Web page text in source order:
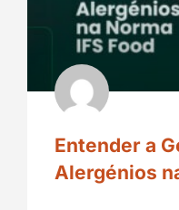
Entender a
Alergénios